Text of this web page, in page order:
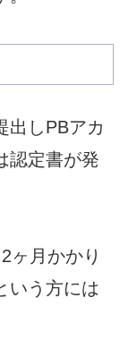
出しPBアカ
認定書が発
ヶ月かかり
いう方には